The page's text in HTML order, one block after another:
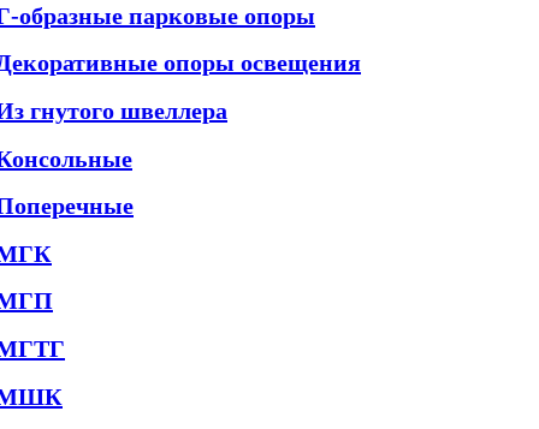
образные парковые опоры
опоры освещения
гнутого швеллера